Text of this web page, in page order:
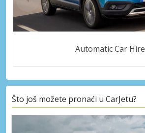
Automatic Car Hire
Što još možete pronaći u CarJetu?